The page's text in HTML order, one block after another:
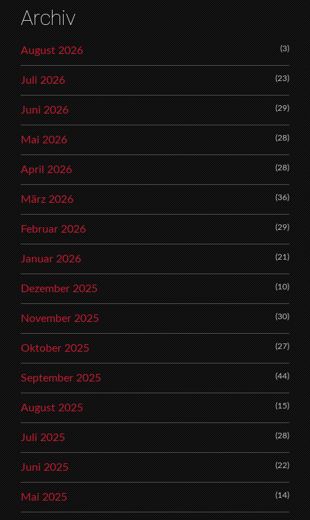
Archiv
August 2026 (3)
Juli 2026 (23)
Juni 2026 (29)
Mai 2026 (28)
April 2026 (28)
März 2026 (36)
Februar 2026 (29)
Januar 2026 (21)
Dezember 2025 (10)
November 2025 (30)
Oktober 2025 (27)
September 2025 (44)
August 2025 (15)
Juli 2025 (28)
Juni 2025 (22)
Mai 2025 (14)